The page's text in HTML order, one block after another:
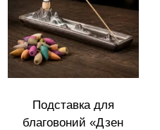
Подставка для
благовоний «Дзен